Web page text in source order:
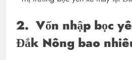
2. Vốn nhập bọc
Đắk Nông bao